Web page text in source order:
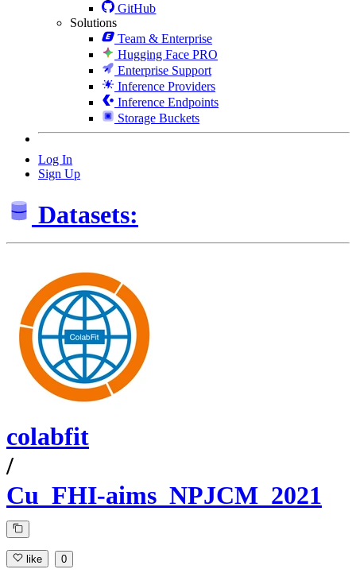
GitHub
Solutions
Team & Enterprise
Hugging Face PRO
Enterprise Support
Inference Providers
Inference Endpoints
Storage Buckets
Log In
Sign Up
Datasets:
colabfit
/
Cu_FHI-aims_NPJCM_2021
like 0